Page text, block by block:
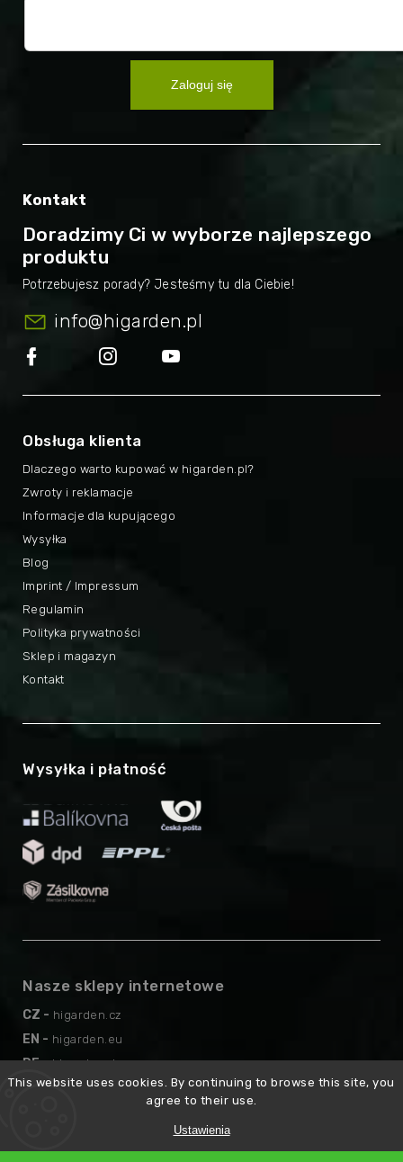
This website uses cookies. By continuing to browse this site, you
agree to their use.
Ustawienia
Zaloguj się
Kontakt
Doradzimy Ci w wyborze najlepszego
produktu
info@higarden.pl
Obsługa klienta
Dlaczego warto kupować w higarden.pl?
Imprint / Impressum
Zwroty i reklamacje
Regulamin
Informacje dla kupującego
Polityka prywatności
Wysyłka
Sklep i magazyn
Blog
Kontakt
Wysyłka i płatność
Nasze sklepy internetowe
CZ - higarden.cz
EN - higarden.eu
DE - higarden.de
AT - higarden.at